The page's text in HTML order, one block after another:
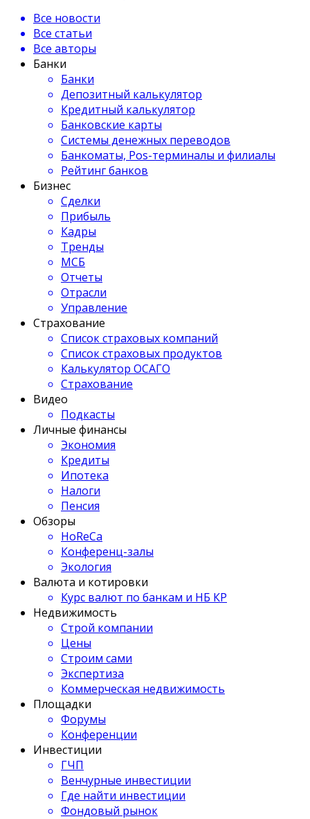
Все новости
Все статьи
Все авторы
Банки
Банки
Депозитный калькулятор
Кредитный калькулятор
Банковские карты
Системы денежных переводов
Банкоматы, Pos-терминалы и филиалы
Рейтинг банков
Бизнес
Сделки
Прибыль
Кадры
Тренды
МСБ
Отчеты
Отрасли
Управление
Страхование
Список страховых компаний
Список страховых продуктов
Калькулятор ОСАГО
Страхование
Видео
Подкасты
Личные финансы
Экономия
Кредиты
Ипотека
Налоги
Пенсия
Обзоры
HoReCa
Конференц-залы
Экология
Валюта и котировки
Курс валют по банкам и НБ КР
Недвижимость
Строй компании
Цены
Строим сами
Экспертиза
Коммерческая недвижимость
Площадки
Форумы
Конференции
Инвестиции
ГЧП
Венчурные инвестиции
Где найти инвестиции
Фондовый рынок